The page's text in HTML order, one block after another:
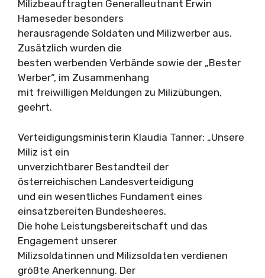
Milizbeauftragten Generalleutnant Erwin
Hameseder besonders
herausragende Soldaten und Milizwerber aus.
Zusätzlich wurden die
besten werbenden Verbände sowie der „Bester
Werber“, im Zusammenhang
mit freiwilligen Meldungen zu Milizübungen,
geehrt.
Verteidigungsministerin Klaudia Tanner: „Unsere
Miliz ist ein
unverzichtbarer Bestandteil der
österreichischen Landesverteidigung
und ein wesentliches Fundament eines
einsatzbereiten Bundesheeres.
Die hohe Leistungsbereitschaft und das
Engagement unserer
Milizsoldatinnen und Milizsoldaten verdienen
größte Anerkennung. Der